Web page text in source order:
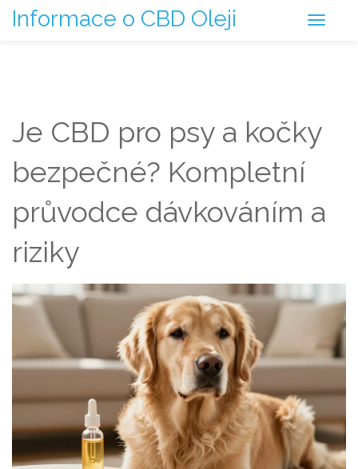
Informace o CBD Oleji
Je CBD pro psy a kočky
bezpečné? Kompletní
průvodce dávkováním a
riziky